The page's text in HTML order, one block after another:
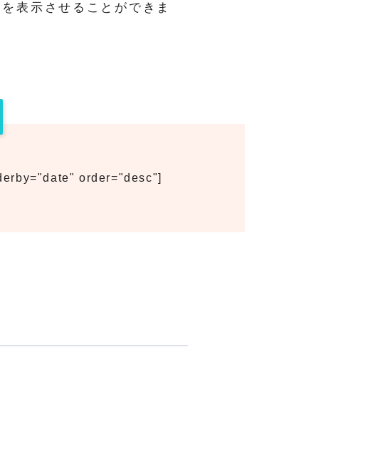
表示させることができま
order="desc"]